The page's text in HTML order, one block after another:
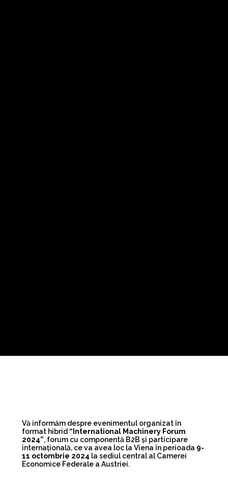
Vă informăm despre evenimentul organizat în
format hibrid “International Machinery Forum
2024”, forum cu componentă B2B şi participare
internaţională, ce va avea loc la Viena în perioada 9-
11 octombrie 2024 la sediul central al Camerei
Economice Federale a Austriei.